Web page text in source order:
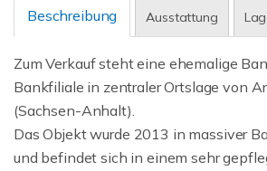
Beschreibung Ausstattung
Zum Verkauf steht eine ehemalige
Bankfiliale in zentraler Ortslage von
(Sachsen-Anhalt).
Das Objekt wurde 2013 in massiver
und befindet sich in einem sehr